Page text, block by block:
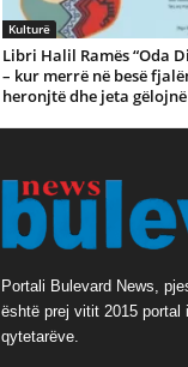
Kulturë
Libri Halil Ramёs “Oda
– kur merrё nё besё
heronjtё dhe jeta gёlojnё
Portali Bulevard News,
është prej vitit 2015 portal
qytetarëve.